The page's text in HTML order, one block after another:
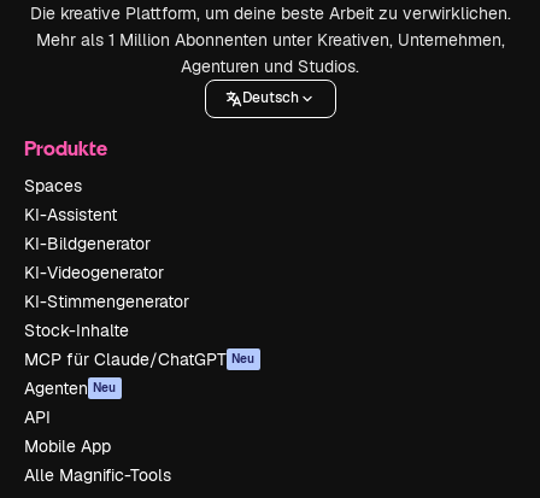
Die kreative Plattform, um deine beste Arbeit zu verwirklichen.
Mehr als 1 Million Abonnenten unter Kreativen, Unternehmen,
Agenturen und Studios.
Deutsch
Produkte
Spaces
KI-Assistent
KI-Bildgenerator
KI-Videogenerator
KI-Stimmengenerator
Stock-Inhalte
MCP für Claude/ChatGPT Neu
Agenten Neu
API
Mobile App
Alle Magnific-Tools